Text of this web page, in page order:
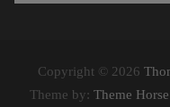
Copyright © 2026
Theme by: Theme Horse